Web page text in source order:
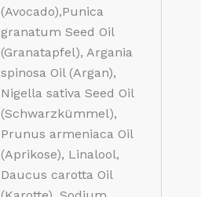
(Avocado),Punica
granatum Seed Oil
(Granatapfel), Argania
spinosa Oil (Argan),
Nigella sativa Seed Oil
(Schwarzkümmel),
Prunus armeniaca Oil
(Aprikose), Linalool,
Daucus carotta Oil